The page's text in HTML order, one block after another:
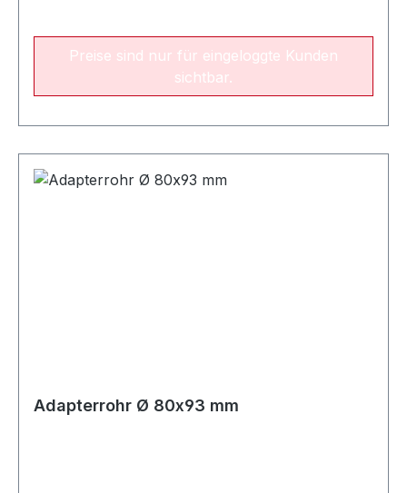
Preise sind nur für eingeloggte Kunden
sichtbar.
Adapterrohr Ø 80x93 mm